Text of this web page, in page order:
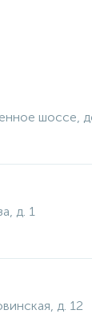
шоссе,
д. 1
д. 12